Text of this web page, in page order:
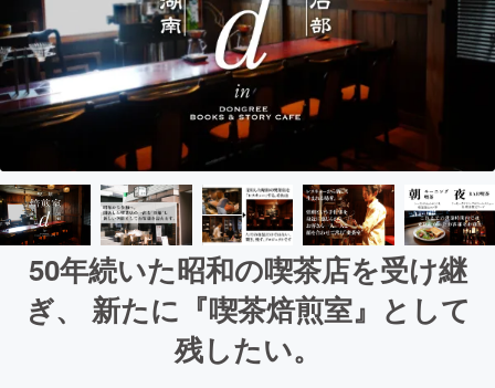
50年続いた昭和の喫茶店を受け継
ぎ、 新たに『喫茶焙煎室』として
残したい。